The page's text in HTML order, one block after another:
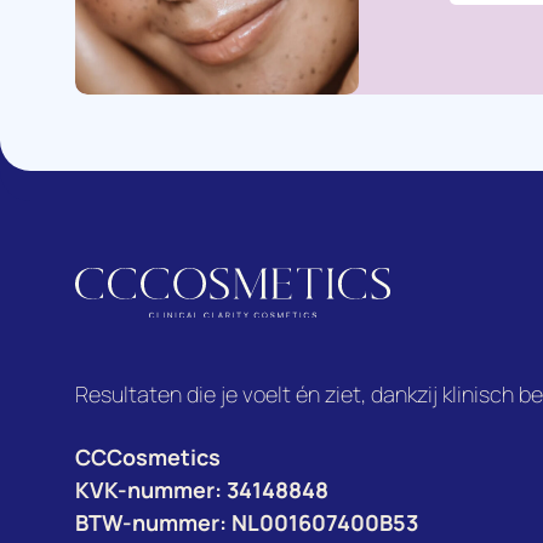
Resultaten die je voelt én ziet, dankzij klinisch
CCCosmetics
KVK-nummer: 34148848
BTW-nummer: NL001607400B53